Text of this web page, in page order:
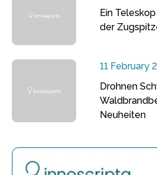
Ein
der
11 February
Drohnen
Neuheiten